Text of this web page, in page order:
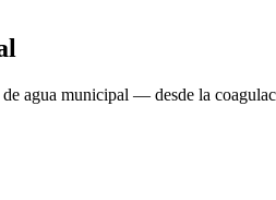
agua municipal — desde la